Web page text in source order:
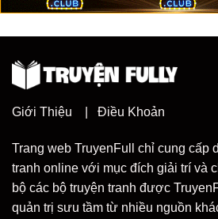
Giới Thiệu Điều Khoản
Trang web TruyenFull chỉ cung cấp
tranh online với mục đích giải trí và
bộ các bộ truyện tranh được
quản trị sưu tầm từ nhiều nguồn